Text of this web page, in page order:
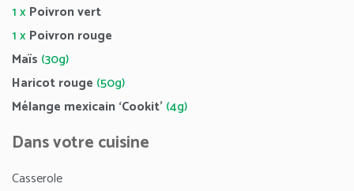
1 xPoivron vert
1 xPoivron rouge
Maïs (30g)
Haricot rouge (50g)
Mélange mexicain ‘Cookit’ (4g)
Dans votre cuisine
Casserole